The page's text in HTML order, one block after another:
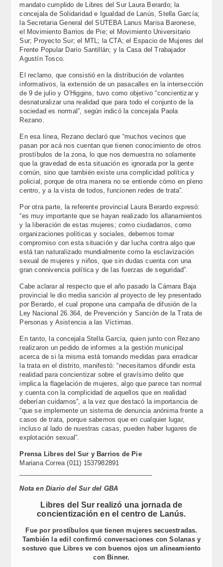
mandato cumplido de Libres del Sur Laura Berardo; la
concejala de Solidaridad e Igualdad de Lanús, Stella García;
la Secretaria General del SUTEBA Lanus Marisa Baronese,
el Movimiento Barrios de Pie; el Movimiento Universitario
Sur; Proyecto Sur; el MTL; la CTA; el Espacio de Mujeres del
Frente Popular Darío Santillán; y la Casa del Trabajador
Agustín Tosco.
El reclamo, que consistió en la distribución de volantes
informativos, la extensión de un pasacalles en la intersección
de 9 de julio y O’Higgins, tuvo como objetivo “concientizar y
desnaturalizar una realidad que para todo el conjunto de la
sociedad es normal”, según indicó la concejala Paola
Rezano.
En esa línea, Rezano declaró que “muchos vecinos que
pasan por acá nos cuentan que tienen conocimiento de otros
prostíbulos de la zona, lo que nos demuestra no solamente
que la gravedad de esta situación es ignorada por la gente
común, sino que también existe una complicidad política y
policial, porque de otra manera no se entiende cómo en pleno
centro, y a la vista de todos, funcionen redes de trata”.
Por otra parte, la referente provincial Laura Berardo expresó:
“es muy importante que se hayan realizado los allanamientos
y la liberación de estas mujeres; como ciudadanos, como
organizaciones políticas y sociales, debemos tomar
compromiso con esta situación y dar lucha contra algo que
está tan naturalizado mundialmente como la esclavización
sexual de mujeres y niños, que sin dudas cuenta con una
gran connivencia política y de las fuerzas de seguridad”.
Cabe aclarar al respecto que el año pasado la Cámara Baja
provincial le dio media sanción al proyecto de ley presentado
por Berardo, el cual propone una campaña de difusión de la
Ley Nacional 26.364, de Prevención y Sanción de la Trata de
Personas y Asistencia a las Víctimas.
En tanto, la concejala Stella García, quien junto con Rezano
realizaron un pedido de informes a la gestión municipal
acerca de si la misma está tomando medidas para erradicar
la trata en el distrito, manifestó: “necesitamos difundir esta
realidad para concientizar sobre el gravísimo delito que
implica la flagelación de mujeres, algo que parece tan normal
y cuenta con la complicidad de aquellos que en realidad
deberían cuidarnos”, a la vez que destacó la importancia de
“que se implemente un sistema de denuncia anónima frente a
casos de trata, porque sabemos que en cualquier lugar,
incluso al lado de nuestras casas, pueden haber lugares de
explotación sexual”.
Prensa Libres del Sur y Barrios de Pie
Mariana Correa (011) 1537982891
Nota en Diario del Sur del GBA
Libres del Sur realizó una jornada de
concientización en el centro de Lanús.
Fue por prostíbulos que tienen mujeres secuestradas.
También la edil confirmó conversaciones con Solanas y
sostuvo que Libres ve con buenos ojos un alineamiento
con Binner.